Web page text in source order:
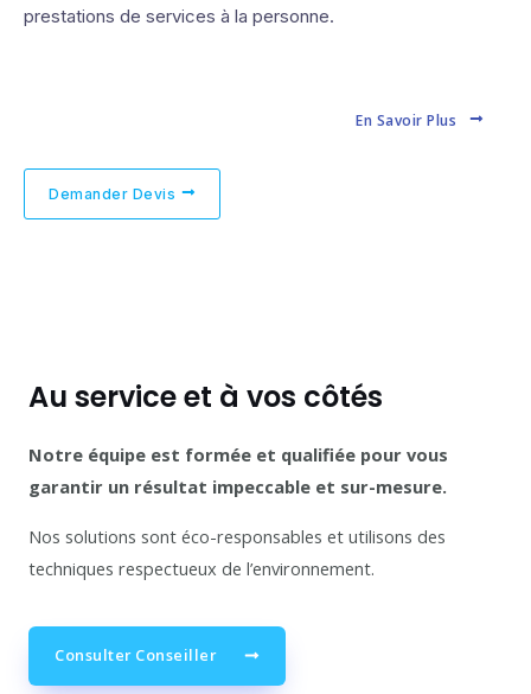
prestations de services à la personne.
En Savoir Plus
Demander Devis
Au service et à vos côtés
Notre équipe est formée et qualifiée pour vous
garantir un résultat impeccable et sur-mesure.
Nos solutions sont éco-responsables et utilisons des
techniques respectueux de l’environnement.
Consulter Conseiller